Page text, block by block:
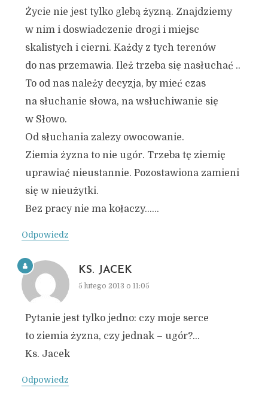
Życie nie jest tylko glebą żyzną. Znajdziemy
w nim i doswiadczenie drogi i miejsc
skalistych i cierni. Każdy z tych terenów
do nas przemawia. Ileż trzeba się nasłuchać ..
To od nas należy decyzja, by mieć czas
na słuchanie słowa, na wsłuchiwanie się
w Słowo.
Od słuchania zalezy owocowanie.
Ziemia żyzna to nie ugór. Trzeba tę ziemię
uprawiać nieustannie. Pozostawiona zamieni
się w nieużytki.
Bez pracy nie ma kołaczy……
Odpowiedz
KS. JACEK
5 lutego 2013 o 11:05
Pytanie jest tylko jedno: czy moje serce
to ziemia żyzna, czy jednak – ugór?…
Ks. Jacek
Odpowiedz